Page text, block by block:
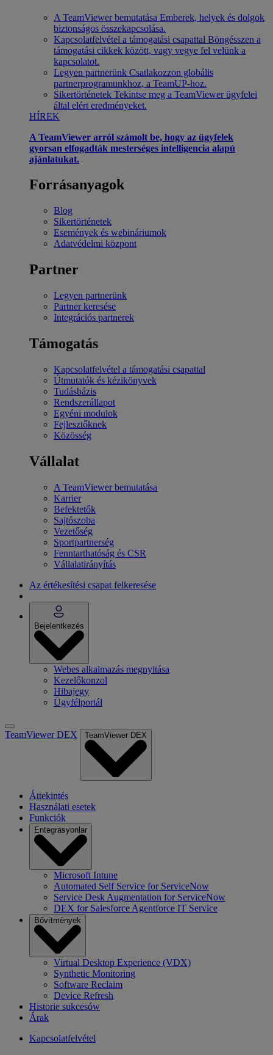
A TeamViewer bemutatása Emberek, helyek és dolgok
biztonságos összekapcsolása.
Kapcsolatfelvétel a támogatási csapattal Böngésszen a
támogatási cikkek között, vagy vegye fel velünk a
kapcsolatot.
Legyen partnerünk Csatlakozzon globális
partnerprogramunkhoz, a TeamUP-hoz.
Sikertörténetek Tekintse meg a TeamViewer ügyfelei
által elért eredményeket.
HÍREK
A TeamViewer arról számolt be, hogy az ügyfelek
gyorsan elfogadták mesterséges intelligencia alapú
ajánlatukat.
Forrásanyagok
Blog
Sikertörténetek
Események és webináriumok
Adatvédelmi központ
Partner
Legyen partnerünk
Partner keresése
Integrációs partnerek
Támogatás
Kapcsolatfelvétel a támogatási csapattal
Útmutatók és kézikönyvek
Tudásbázis
Rendszerállapot
Egyéni modulok
Fejlesztőknek
Közösség
Vállalat
A TeamViewer bemutatása
Karrier
Befektetők
Sajtószoba
Vezetőség
Sportpartnerség
Fenntarthatóság és CSR
Vállalatirányítás
Az értékesítési csapat felkeresése
Bejelentkezés
Webes alkalmazás megnyitása
Kezelőkonzol
Hibajegy
Ügyfélportál
TeamViewer DEX TeamViewer DEX
Áttekintés
Használati esetek
Funkciók
Entegrasyonlar
Microsoft Intune
Automated Self Service for ServiceNow
Service Desk Augmentation for ServiceNow
DEX for Salesforce Agentforce IT Service
Bővítmények
Virtual Desktop Experience (VDX)
Synthetic Monitoring
Software Reclaim
Device Refresh
Historie sukcesów
Árak
Kapcsolatfelvétel